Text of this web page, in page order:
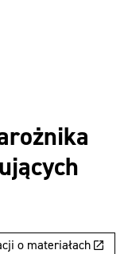
o materiałach